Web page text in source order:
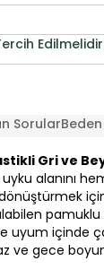
Sorular
Gri ve
alanını
pamuklu
uyum içinde
ve gece